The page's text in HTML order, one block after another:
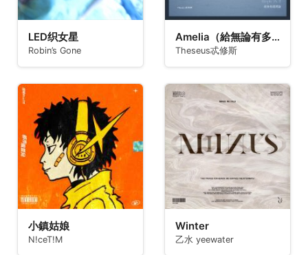
LED织女星
Robin’s Gone
Amelia（給無論有多難相見都一定要相見的你）
Theseus忒修斯
小鎮姑娘
N!ceT!M
Winter
乙水 yeewater